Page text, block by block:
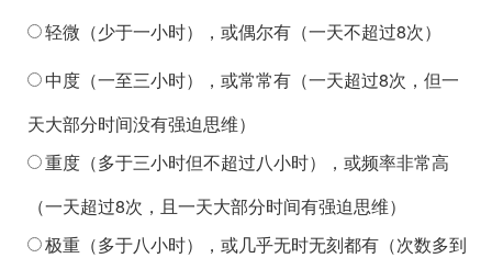
轻微（少于一小时），或偶尔有（一天不超过8次）
中度（一至三小时），或常常有（一天超过8次，但一
天大部分时间没有强迫思维）
重度（多于三小时但不超过八小时），或频率非常高
（一天超过8次，且一天大部分时间有强迫思维）
极重（多于八小时），或几乎无时无刻都有（次数多到
不受妨碍
轻微。稍微妨碍社交或工作活动，但整体表现并无大
碍。
中度。确实妨碍社交或工作活动，但仍可应付。
重度。导致社交或工作表现的障碍。
中度。觉得很烦，但尚可应付。
重度。非常烦人。
大部分时间都试图与之对抗（超过一半的时间我都试图
与之对抗）
用些许努力去对抗。
大多能控制。只要花些力气与注意力，即能停止或转移
强迫思维。
中等程度控制。“有时”能停止或转移强迫思维。
控制力弱。很少能成功地停止或消除强迫思维，只能转
移。
无法控制。完全不能自主，连转移一下强迫思维的能力
轻微（少于一小时），或偶尔有（一天不超过8次）
中度（一至三小时），或常常有（一天超过8次，但一
天大部分时间没有强迫行为）
重度（多于三小时但不超过八小时），或频率非常高
（一天超过8次，且一天大部分时间有强迫行为）
极重（多于八小时），或几乎无时无刻都有（次数多到
重度。导致社交或工作表现的障碍。
极度。无能力应付社交或工作。
轻微。假如强迫行为被阻止，只是稍微焦虑。
中度。假如强迫行为被阻止，会有中等程度的焦虑，但
是仍可以应付。
严重。假如强迫行为被阻止，会明显且困扰地增加焦
虑。
极度。假如有任何需要改变强迫行为的处置时，会导致
大部分时间都试图与之对抗（超过一半的时间我都试图
与之对抗）
用些许努力去对抗。
控制力弱。只能忍耐耽搁一下时间，但最终还是必须完
成强迫行为。